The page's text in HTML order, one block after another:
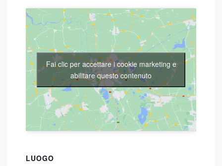
LUOGO
Fai clic per accettare i cookie marketing e
abilitare questo contenuto